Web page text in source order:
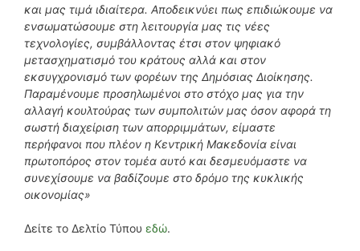
και μας τιμά ιδιαίτερα. Αποδεικνύει πως επιδιώκουμε να
ενσωματώσουμε στη λειτουργία μας τις νέες
τεχνολογίες, συμβάλλοντας έτσι στον ψηφιακό
μετασχηματισμό του κράτους αλλά και στον
εκσυγχρονισμό των φορέων της Δημόσιας Διοίκησης.
Παραμένουμε προσηλωμένοι στο στόχο μας για την
αλλαγή κουλτούρας των συμπολιτών μας όσον αφορά τη
σωστή διαχείριση των απορριμμάτων, είμαστε
περήφανοι που πλέον η Κεντρική Μακεδονία είναι
πρωτοπόρος στον τομέα αυτό και δεσμευόμαστε να
συνεχίσουμε να βαδίζουμε στο δρόμο της κυκλικής
οικονομίας»
Δείτε το Δελτίο Τύπου εδώ.